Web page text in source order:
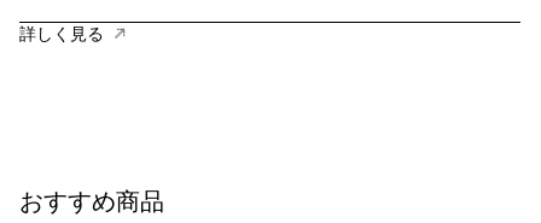
詳しく見る
おすすめ商品